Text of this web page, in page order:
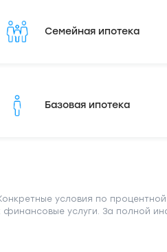
Семейная ипотека
Базовая ипотека
условия по
услуги. За полной